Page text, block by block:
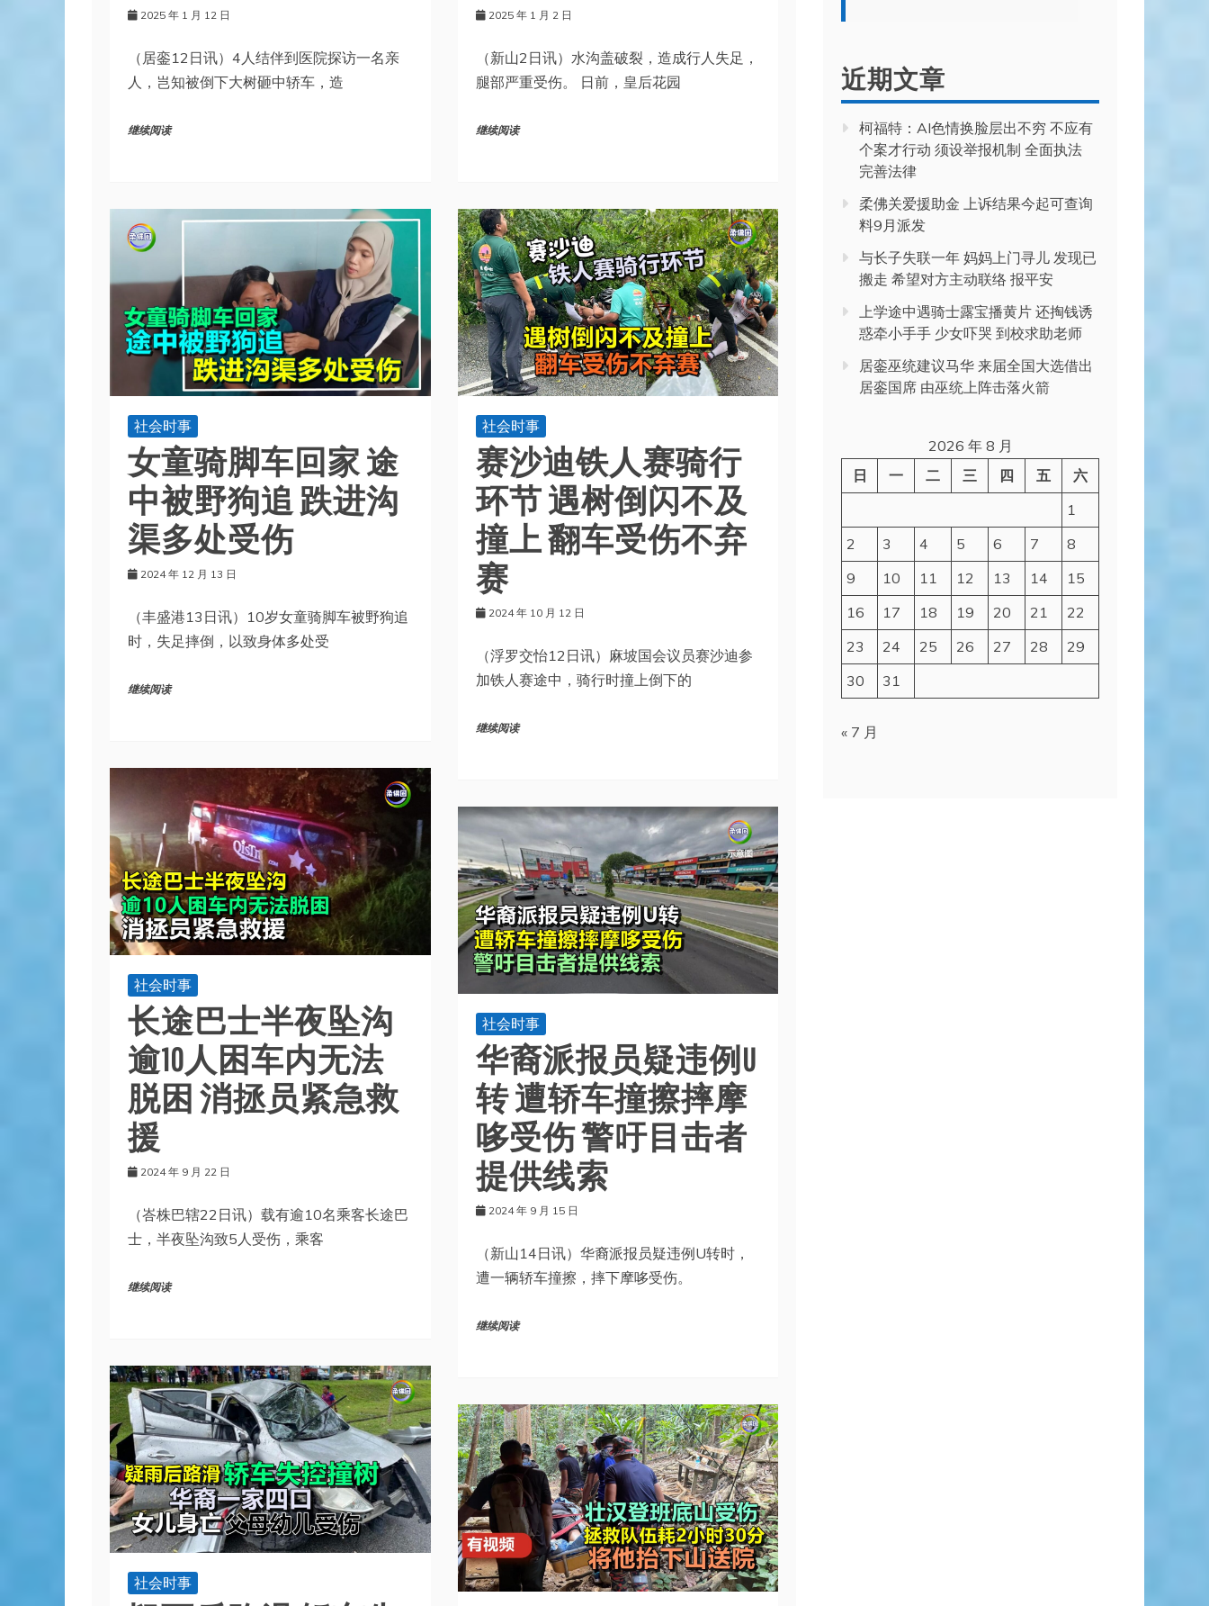
2025 年 1 月 12 日
（居銮12日讯）4人结伴到医院探访一名亲
人，岂知被倒下大树砸中轿车，造
继续阅读
2025 年 1 月 2 日
（新山2日讯）水沟盖破裂，造成行人失足，
腿部严重受伤。 日前，皇后花园
继续阅读
社会时事
女童骑脚车回家 途
中被野狗追 跌进沟
渠多处受伤
2024 年 12 月 13 日
（丰盛港13日讯）10岁女童骑脚车被野狗追
时，失足摔倒，以致身体多处受
继续阅读
社会时事
赛沙迪铁人赛骑行
环节 遇树倒闪不及
撞上 翻车受伤不弃
赛
2024 年 10 月 12 日
（浮罗交怡12日讯）麻坡国会议员赛沙迪参
加铁人赛途中，骑行时撞上倒下的
继续阅读
社会时事
长途巴士半夜坠沟
逾10人困车内无法
脱困 消拯员紧急救
援
2024 年 9 月 22 日
（峇株巴辖22日讯）载有逾10名乘客长途巴
士，半夜坠沟致5人受伤，乘客
继续阅读
社会时事
华裔派报员疑违例U
转 遭轿车撞擦摔摩
哆受伤 警吁目击者
提供线索
2024 年 9 月 15 日
（新山14日讯）华裔派报员疑违例U转时，
遭一辆轿车撞擦，摔下摩哆受伤。
继续阅读
社会时事
近期文章
柯福特：AI色情换脸层出不穷 不应有
个案才行动 须设举报机制 全面执法
完善法律
柔佛关爱援助金 上诉结果今起可查询
料9月派发
与长子失联一年 妈妈上门寻儿 发现已
搬走 希望对方主动联络 报平安
上学途中遇骑士露宝播黄片 还掏钱诱
惑牵小手手 少女吓哭 到校求助老师
居銮巫统建议马华 来届全国大选借出
居銮国席 由巫统上阵击落火箭
2026 年 8 月
日
一 二 三 四 五
六
1
2
3 4 5 6 7
8
9
10 11 12 13 14
15
16
17 18 19 20 21
22
23
24 25 26 27 28
29
30
31
« 7 月